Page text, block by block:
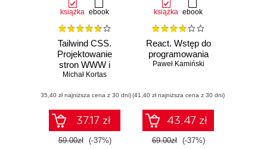
książka ebook
Tailwind CSS.
Projektowanie
stron WWW i
podejście utility-
Michał Kortas
(35,40 zł najniższa cena z 30 dni)
37.17 zł
59.00zł (-37%)
książka ebook
React. Wstęp do
programowania
Paweł Kamiński
(41,40 zł najniższa cena z 30 dni)
43.47 zł
69.00zł (-37%)